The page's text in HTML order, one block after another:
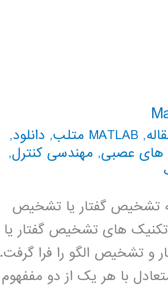
, MATLAB متلب , دانلود,
های عصبی, مهندسی کنترل,
به تشخیص گفتار یا تشخیص
های تشخیص گفتار یا
و تشخیص الگو را فرا گرفت.
با هر یک از دو مففهوم